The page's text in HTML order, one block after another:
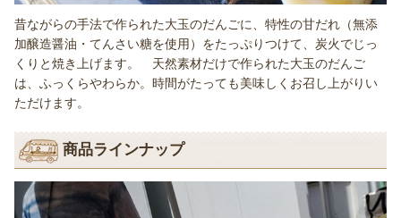
昔ながらの手法で作られた大玉のだんごに、特性の甘だれ（無添
加醸造醤油・てんさい糖を使用）をたっぷりつけて、炭火でじっ
くりと焼き上げます。 天然素材だけで作られた大玉のだんご
は、ふっくらやわらか。時間がたっても美味しくお召し上がりい
ただけます。
商品ラインナップ